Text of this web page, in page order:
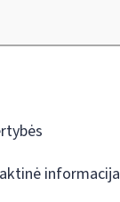
informacija